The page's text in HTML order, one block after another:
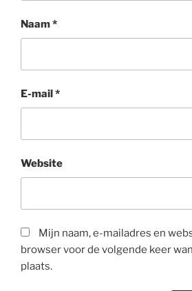
Naam*
E-mail*
Website
Mijn naam, e-mailadres en
browser voor de volgende keer
plaats.